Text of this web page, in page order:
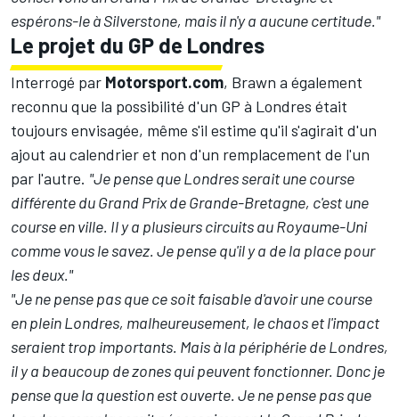
espérons-le à Silverstone, mais il n'y a aucune certitude."
Le projet du GP de Londres
Interrogé par Motorsport.com, Brawn a également
reconnu que la possibilité d'un GP à Londres était
toujours envisagée, même s'il estime qu'il s'agirait d'un
ajout au calendrier et non d'un remplacement de l'un
par l'autre. "Je pense que Londres serait une course
différente du Grand Prix de Grande-Bretagne, c'est une
course en ville. Il y a plusieurs circuits au Royaume-Uni
comme vous le savez. Je pense qu'il y a de la place pour
les deux."
"Je ne pense pas que ce soit faisable d'avoir une course
en plein Londres, malheureusement, le chaos et l'impact
seraient trop importants. Mais à la périphérie de Londres,
il y a beaucoup de zones qui peuvent fonctionner. Donc je
pense que la question est ouverte. Je ne pense pas que